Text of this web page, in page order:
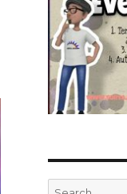
Search